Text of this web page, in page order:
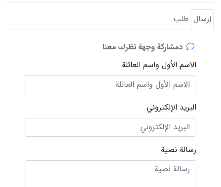
إرسال طلب
دمشاركة وجهة نظرك معنا
الاسم الأول واسم العائلة
البريد الإلكتروني
رسالة نصية